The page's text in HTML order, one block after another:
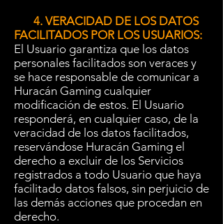
4. VERACIDAD DE LOS DATOS
FACILITADOS POR LOS USUARIOS:
El Usuario garantiza que los datos
personales facilitados son veraces y
se hace responsable de comunicar a
Huracán Gaming cualquier
modificación de estos. El Usuario
responderá, en cualquier caso, de la
veracidad de los datos facilitados,
reservándose Huracán Gaming el
derecho a excluir de los Servicios
registrados a todo Usuario que haya
facilitado datos falsos, sin perjuicio de
las demás acciones que procedan en
derecho.